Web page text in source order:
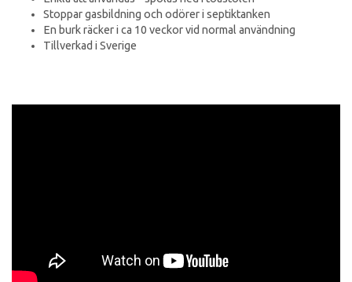
Stoppar gasbildning och odörer i septiktanken
En burk räcker i ca 10 veckor vid normal användning
Tillverkad i Sverige